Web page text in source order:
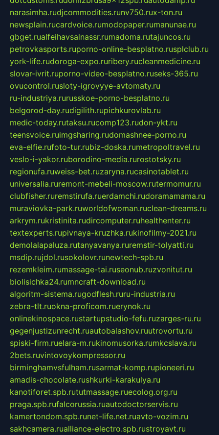
narasimha.rudjcommodities.runv750.rux-ton.ru
newsplain.rucardvoice.rumodopaper.rumanunae.ru
gbget.rualfeihavsalnassr.rumadoma.rutajuncos.ru
petrovkasports.ruporno-online-besplatno.rusplclub.ru
york-life.rudoroga-expo.ruribery.rucleanmedicine.ru
slovar-ivrit.ruporno-video-besplatno.ruseks-365.ru
ovucontrol.rusloty-igrovyye-avtomaty.ru
ru-industriya.rurusskoe-porno-besplatno.ru
belgorod-day.rudigilith.rupichkurovlab.ru
medic-today.rutaksu.rucomp123.rudon-ykt.ru
teensvoice.ruimgsharing.rudomashnee-porno.ru
eva-elfie.rufoto-tur.rubiz-doska.rumetropoltravel.ru
veslo-i-yakor.ruborodino-media.rurostotsky.ru
regionufa.ruweiss-bet.ruzaryna.rucasinotablet.ru
universalia.ruremont-mebeli-moscow.rutermomur.ru
clubfisher.ruremstirufa.ruerdamchi.rudoramamama.ru
muraviovka-park.ruworldofwoman.ruclean-dreams.ru
arkrym.rukristinita.rudircomputer.ruhealthenter.ru
textexperts.rupivnaya-kruzhka.rukinofilmy-2021.ru
demolalapaluza.rutanyavanya.ruremstir-tolyatti.ru
msdip.rujdol.rusokolovr.runewtech-spb.ru
rezemkleim.rumassage-tai.ruseonub.ruzvonitut.ru
biolisichka24.rumncraft-download.ru
algoritm-sistema.rugodflesh.ruru-industria.ru
zebra-tlt.ruokna-proficom.ruerynok.ru
onlinekinospace.rustartupstudio-fefu.ruzarges-ru.ru
gegenjustizunrecht.ruautobalashov.ruutrovortu.ru
spiski-firm.ruelara-m.rukinomusorka.rumkcslava.ru
2bets.ruvintovoykompressor.ru
birminghamvsfulham.rusarmat-komp.rupioneeri.ru
amadis-chocolate.rushkurki-karakulya.ru
kanotiforet.spb.rututmassage.ruecolog.org.ru
praga.spb.rufalcorussia.ruautodoctorservis.ru
kamertondom.spb.runet-life.net.ruavto-vozim.ru
sakhcamera.rualliance-electro.spb.rustroyavt.ru